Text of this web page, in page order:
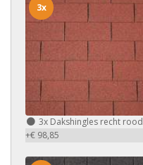
3x Dakshingles recht rood
+€ 98,85
3x